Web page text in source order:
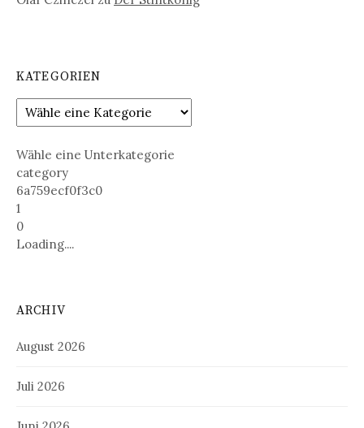
KATEGORIEN
Wähle eine Unterkategorie
category
6a759ecf0f3c0
1
0
Loading....
ARCHIV
August 2026
Juli 2026